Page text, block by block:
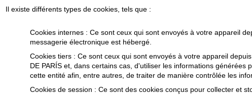
Il existe différents types de cookies, tels que :
Cookies internes: Ce sont ceux qui sont envoyés à votre appareil
messagerie électronique est hébergé.
Cookies tiers: Ce sont ceux qui sont envoyés à votre appareil
DE PARÍS et, dans certains cas, d'utiliser les informations
cette entité afin, entre autres, de traiter de manière contrôlée les
Cookies de session : Ce sont des cookies conçus pour collecter et